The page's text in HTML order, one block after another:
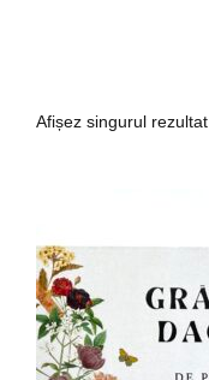
Afișez singurul rezultat